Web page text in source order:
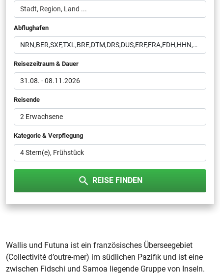
Abflughafen
Reisezeitraum & Dauer
31.08. -08.11.2026
Reisende
2 Erwachsene
Kategorie & Verpflegung
4 Frühstück
REISE FINDEN
Wallis und Futuna ist ein französisches Überseegebiet
(Collectivité d’outre-mer) im südlichen Pazifik und ist eine
zwischen Fidschi und Samoa liegende Gruppe von Inseln.